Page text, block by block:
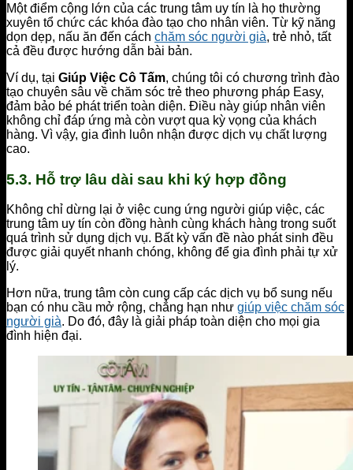
Một điểm cộng lớn của các trung tâm uy tín là họ thường
xuyên tổ chức các khóa đào tạo cho nhân viên. Từ kỹ năng
dọn dẹp, nấu ăn đến cách chăm sóc người già, trẻ nhỏ, tất
cả đều được hướng dẫn bài bản.
Ví dụ, tại Giúp Việc Cô Tấm, chúng tôi có chương trình đào
tạo chuyên sâu về chăm sóc trẻ theo phương pháp Easy,
đảm bảo bé phát triển toàn diện. Điều này giúp nhân viên
không chỉ đáp ứng mà còn vượt qua kỳ vọng của khách
hàng. Vì vậy, gia đình luôn nhận được dịch vụ chất lượng
cao.
5.3. Hỗ trợ lâu dài sau khi ký hợp đồng
Không chỉ dừng lại ở việc cung ứng người giúp việc, các
trung tâm uy tín còn đồng hành cùng khách hàng trong suốt
quá trình sử dụng dịch vụ. Bất kỳ vấn đề nào phát sinh đều
được giải quyết nhanh chóng, không để gia đình phải tự xử
lý.
Hơn nữa, trung tâm còn cung cấp các dịch vụ bổ sung nếu
bạn có nhu cầu mở rộng, chẳng hạn như giúp việc chăm sóc
người già. Do đó, đây là giải pháp toàn diện cho mọi gia
đình hiện đại.